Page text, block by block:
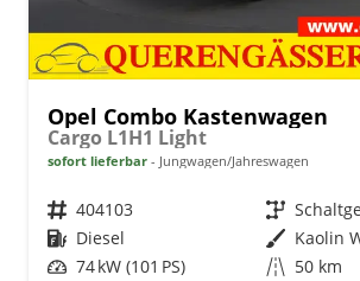
Opel Combo Kastenwagen
Cargo L1H1 Light
sofort lieferbar Jungwagen/Jahreswagen
Fahrzeugnr. 404103 Getriebe
Kraftstoff Diesel Außenfarbe Kaolin
Leistung 74 kW (101 PS) Kilometerstand 50 km